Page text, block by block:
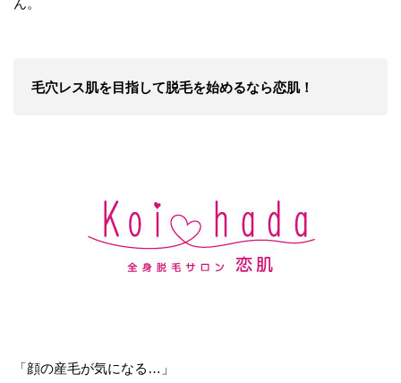
毛穴レス肌を目指して脱毛を始めるなら恋肌！
「顔の産毛が気になる…」